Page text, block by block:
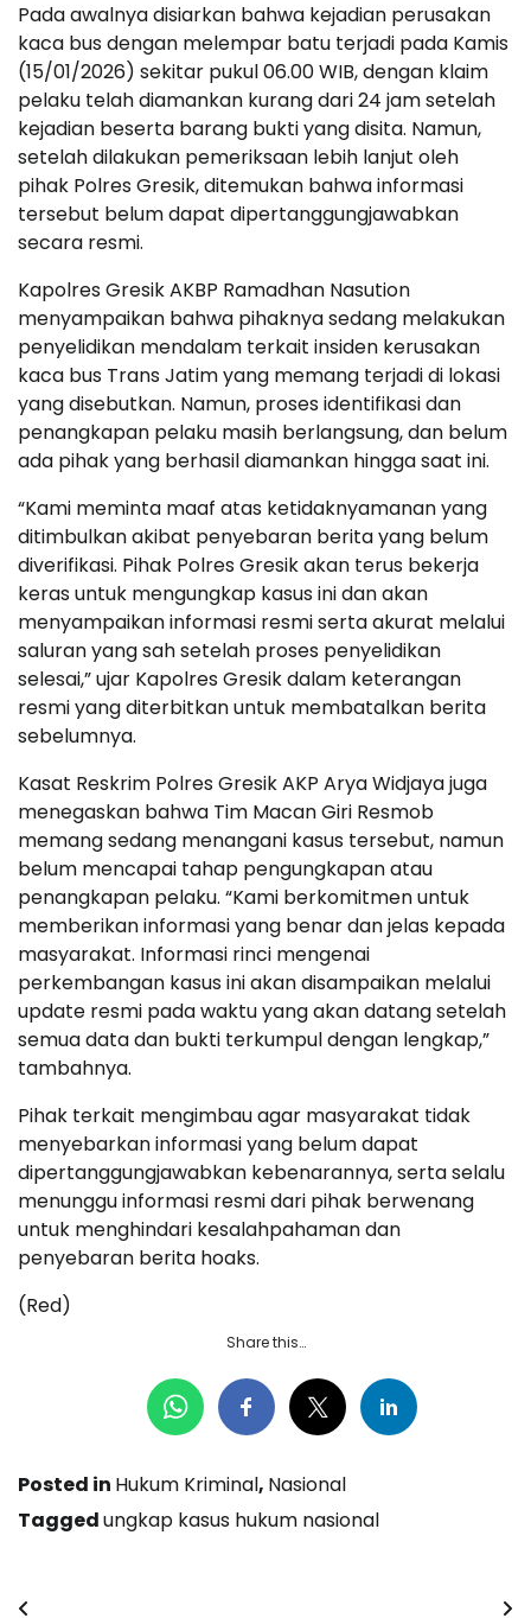
Pada awalnya disiarkan bahwa kejadian perusakan
kaca bus dengan melempar batu terjadi pada Kamis
(15/01/2026) sekitar pukul 06.00 WIB, dengan klaim
pelaku telah diamankan kurang dari 24 jam setelah
kejadian beserta barang bukti yang disita. Namun,
setelah dilakukan pemeriksaan lebih lanjut oleh
pihak Polres Gresik, ditemukan bahwa informasi
tersebut belum dapat dipertanggungjawabkan
secara resmi.
Kapolres Gresik AKBP Ramadhan Nasution
menyampaikan bahwa pihaknya sedang melakukan
penyelidikan mendalam terkait insiden kerusakan
kaca bus Trans Jatim yang memang terjadi di lokasi
yang disebutkan. Namun, proses identifikasi dan
penangkapan pelaku masih berlangsung, dan belum
ada pihak yang berhasil diamankan hingga saat ini.
“Kami meminta maaf atas ketidaknyamanan yang
ditimbulkan akibat penyebaran berita yang belum
diverifikasi. Pihak Polres Gresik akan terus bekerja
keras untuk mengungkap kasus ini dan akan
menyampaikan informasi resmi serta akurat melalui
saluran yang sah setelah proses penyelidikan
selesai,” ujar Kapolres Gresik dalam keterangan
resmi yang diterbitkan untuk membatalkan berita
sebelumnya.
Kasat Reskrim Polres Gresik AKP Arya Widjaya juga
menegaskan bahwa Tim Macan Giri Resmob
memang sedang menangani kasus tersebut, namun
belum mencapai tahap pengungkapan atau
penangkapan pelaku. “Kami berkomitmen untuk
memberikan informasi yang benar dan jelas kepada
masyarakat. Informasi rinci mengenai
perkembangan kasus ini akan disampaikan melalui
update resmi pada waktu yang akan datang setelah
semua data dan bukti terkumpul dengan lengkap,”
tambahnya.
Pihak terkait mengimbau agar masyarakat tidak
menyebarkan informasi yang belum dapat
dipertanggungjawabkan kebenarannya, serta selalu
menunggu informasi resmi dari pihak berwenang
untuk menghindari kesalahpahaman dan
penyebaran berita hoaks.
(Red)
Share this…
Posted in Hukum Kriminal, Nasional
Taggedungkap kasus hukum nasional